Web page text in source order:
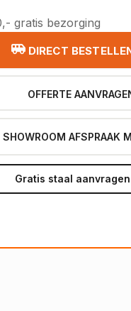
gratis bezorging
DIRECT
OFFERTE
SHOWROOM AFSPRAAK
Gratis staal aanvragen